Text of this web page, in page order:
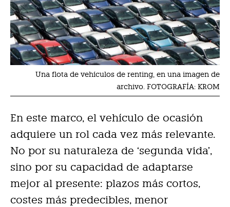
Una flota de vehículos de renting, en una imagen de
archivo. FOTOGRAFÍA: KROM
En este marco, el vehículo de ocasión
adquiere un rol cada vez más relevante.
No por su naturaleza de ‘segunda vida’,
sino por su capacidad de adaptarse
mejor al presente: plazos más cortos,
costes más predecibles, menor